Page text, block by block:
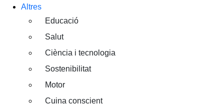
Altres
Educació
Salut
Ciència i tecnologia
Sostenibilitat
Motor
Cuina conscient